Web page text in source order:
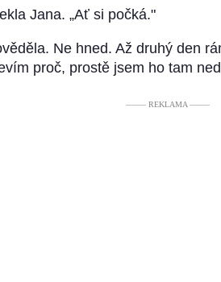
Jana. „Ať si počká."
Ne hned. Až druhý den
proč, prostě jsem ho tam
––––– REKLAMA –––––